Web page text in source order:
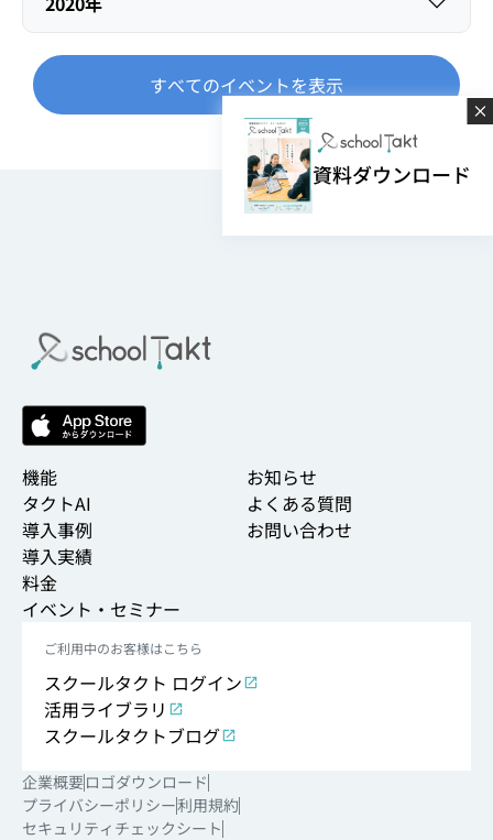
すべてのイベントを表示
資料ダウンロード
機能
タクトAI
導入事例
導入実績
料金
イベント・セミナー
お知らせ
よくある質問
お問い合わせ
ご利用中のお客様はこちら
スクールタクト ログイン
活用ライブラリ
スクールタクトブログ
企業概要ロゴダウンロード
プライバシーポリシー利用規約
セキュリティチェックシート